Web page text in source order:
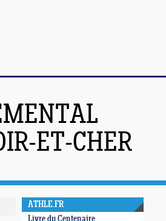
ET-CHER
ATHLE.FR